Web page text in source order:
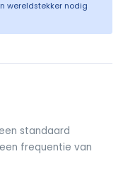
wereldstekker nodig
standaard
frequentie van